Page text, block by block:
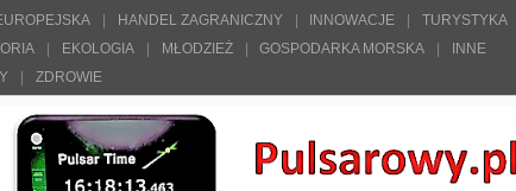
HANDEL ZAGRANICZNY INNOWACJE
TURYSTYKA
EKOLOGIA MŁODZIEŻ GOSPODARKA MORSKA
INNE
ZDROWIE